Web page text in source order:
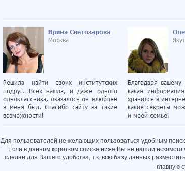
Для пользователей не желающих пользоваться удобным
Если в данном коротком списке ниже Вы не нашли
сделан для Вашего удобства, т.к. всю базу данных
главную